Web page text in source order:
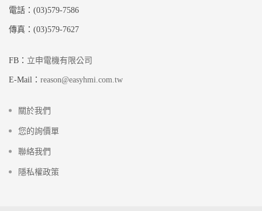
電話：(03)579-7586
傳真：(03)579-7627
FB： 立申電機有限公司
E-Mail： reason@easyhmi.com.tw
關於我們
您的詢價單
聯絡我們
隱私權政策